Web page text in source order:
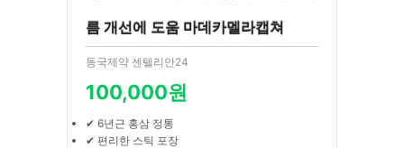
름 개선에 도움 마데카멜라캡쳐
동국제약 센텔리안24
100,000원
✔ 6년근 홍삼 정통
✔ 편리한 스틱 포장